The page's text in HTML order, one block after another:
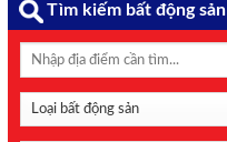
Tìm kiếm bất động sản